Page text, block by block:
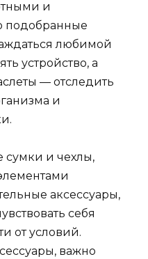
и
подобранные
любимой
устройство, а
— отследить
и
сумки и чехлы,
аксессуары,
себя
от условий.
важно